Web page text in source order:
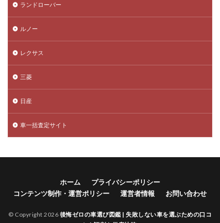
ランドローバー
ルノー
レクサス
三菱
日産
車一括査定サイト
ホーム
プライバシーポリシー
コンテンツ制作・運営ポリシー
運営者情報 お問い合わせ
© Copyright 2026 後悔ゼロの車選び図鑑 | 失敗しない車を選ぶための口コ